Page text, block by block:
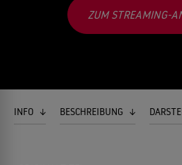
ZUM STREAMING-
INFO BESCHREIBUNG